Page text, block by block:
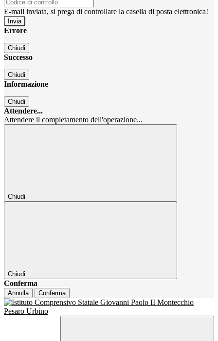
E-mail inviata, si prega di controllare la casella di posta elettronica!
Errore
Chiudi
Successo
Chiudi
Informazione
Chiudi
Attendere...
Attendere il completamento dell'operazione...
Chiudi
Chiudi
Conferma
Annulla Conferma